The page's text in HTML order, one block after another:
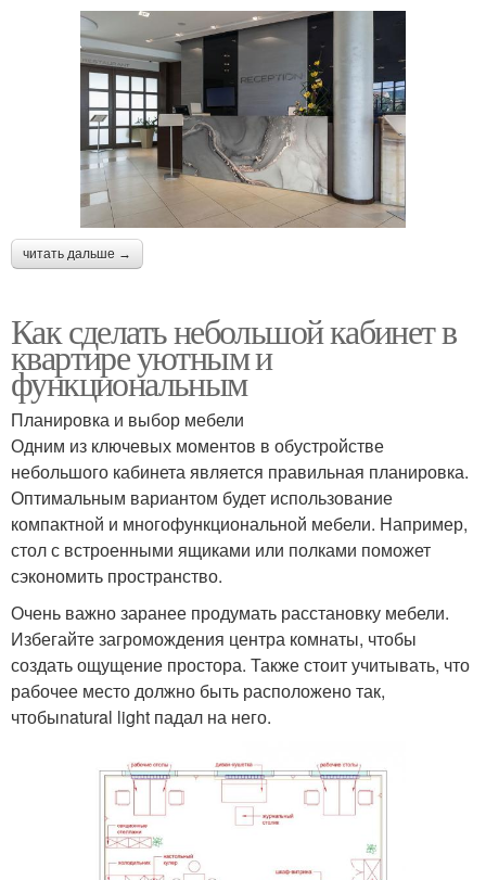
читать дальше →
Как сделать небольшой кабинет в
квартире уютным и
функциональным
Планировка и выбор мебели
Одним из ключевых моментов в обустройстве
небольшого кабинета является правильная планировка.
Оптимальным вариантом будет использование
компактной и многофункциональной мебели. Например,
стол с встроенными ящиками или полками поможет
сэкономить пространство.
Очень важно заранее продумать расстановку мебели.
Избегайте загромождения центра комнаты, чтобы
создать ощущение простора. Также стоит учитывать, что
рабочее место должно быть расположено так,
чтобыnatural light падал на него.